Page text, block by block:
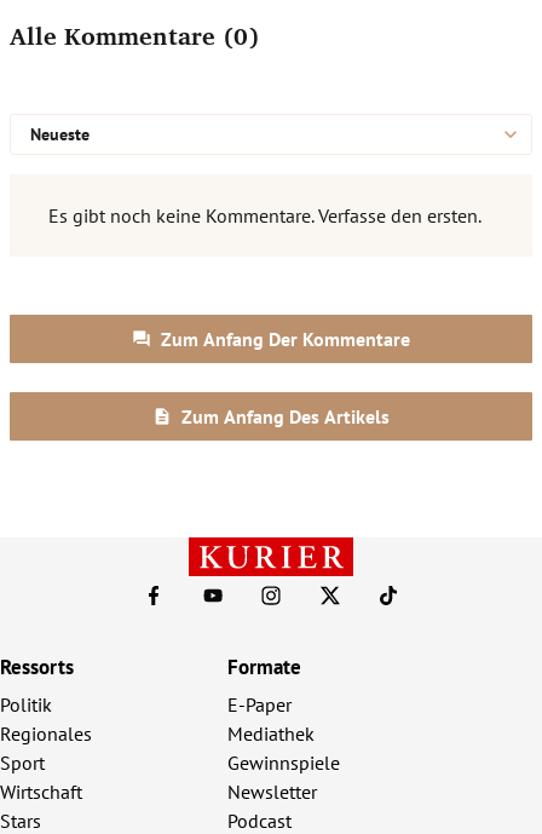
Ressorts
Politik
Regionales
Sport
Wirtschaft
Stars
Formate
E-Paper
Mediathek
Gewinnspiele
Newsletter
Podcast